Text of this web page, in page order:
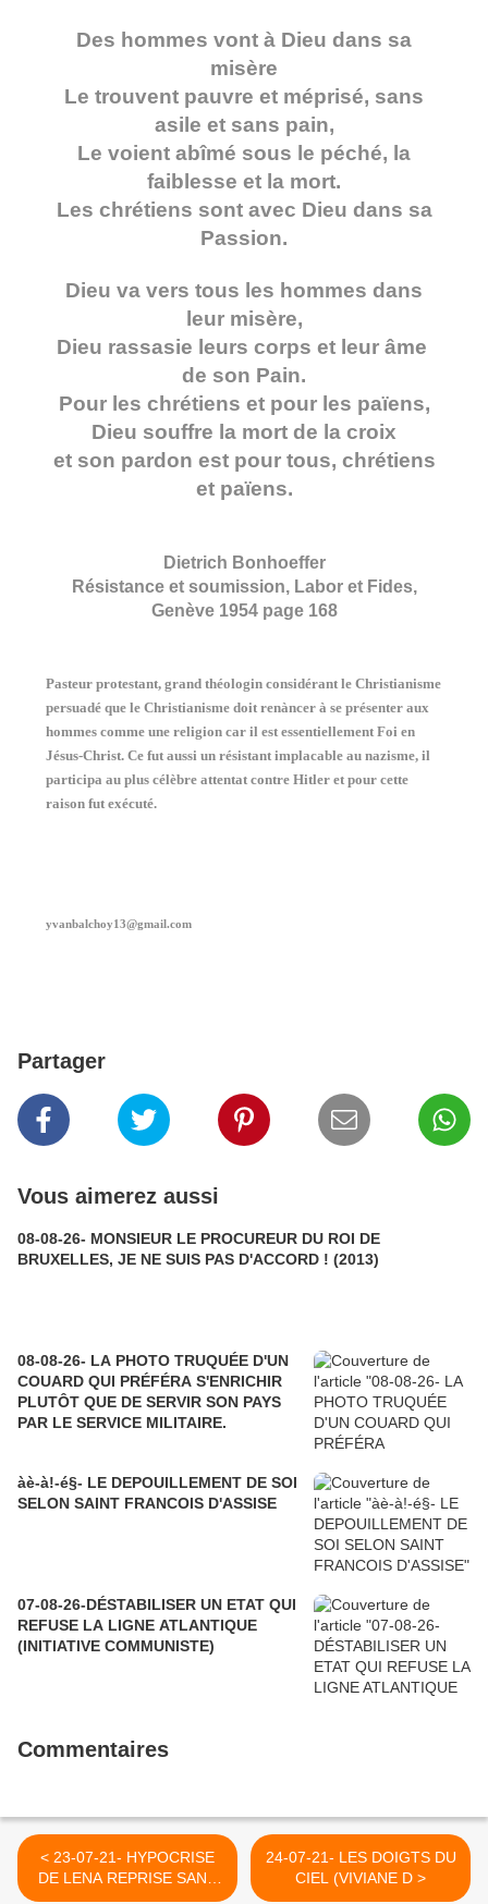
Des hommes vont à Dieu dans sa
misère
Le trouvent pauvre et méprisé, sans
asile et sans pain,
Le voient abîmé sous le péché, la
faiblesse et la mort.
Les chrétiens sont avec Dieu dans sa
Passion.
Dieu va vers tous les hommes dans
leur misère,
Dieu rassasie leurs corps et leur âme
de son Pain.
Pour les chrétiens et pour les païens,
Dieu souffre la mort de la croix
et son pardon est pour tous, chrétiens
et païens.
Dietrich Bonhoeffer
Résistance et soumission, Labor et Fides,
Genève 1954 page 168
Pasteur protestant, grand théologin considérant le Christianisme
persuadé que le Christianisme doit renàncer à se présenter aux
hommes comme une religion car il est essentiellement Foi en
Jésus-Christ. Ce fut aussi un résistant implacable au nazisme, il
participa au plus célèbre attentat contre Hitler et pour cette
raison fut exécuté.
yvanbalchoy13@gmail.com
Partager
Vous aimerez aussi
08-08-26- MONSIEUR LE PROCUREUR DU ROI DE
BRUXELLES, JE NE SUIS PAS D'ACCORD ! (2013)
08-08-26- LA PHOTO TRUQUÉE D'UN
COUARD QUI PRÉFÉRA S'ENRICHIR
PLUTÔT QUE DE SERVIR SON PAYS
PAR LE SERVICE MILITAIRE.
àè-à!-é§- LE DEPOUILLEMENT DE SOI
SELON SAINT FRANCOIS D'ASSISE
07-08-26-DÉSTABILISER UN ETAT QUI
REFUSE LA LIGNE ATLANTIQUE
(INITIATIVE COMMUNISTE)
Commentaires
< 23-07-21- HYPOCRISE
DE LENA REPRISE SANS
CRITIQUE PAR "LE SOIR"
24-07-21- LES DOIGTS DU
CIEL (VIVIANE D >